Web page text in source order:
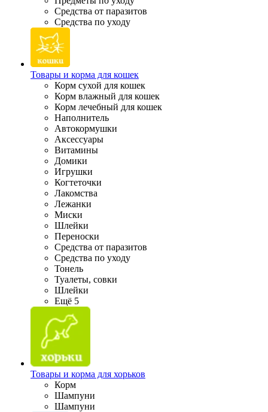
Средства от паразитов
Средства по уходу
Товары и корма для кошек
Корм сухой для кошек
Корм влажный для кошек
Корм лечебный для кошек
Наполнитель
Автокормушки
Аксессуары
Витамины
Домики
Игрушки
Когтеточки
Лакомства
Лежанки
Миски
Шлейки
Переноски
Средства от паразитов
Средства по уходу
Тонель
Туалеты, совки
Шлейки
Ещё 5
Товары и корма для хорьков
Корм
Шампуни
Шампуни